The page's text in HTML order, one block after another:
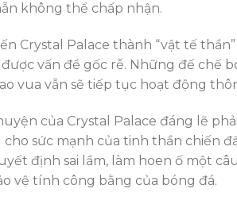
không thể chấp nhận.
Crystal Palace thành “vật tế
vấn đề gốc rễ. Những đế chế
vua vẫn sẽ tiếp tục hoạt động
của Crystal Palace đáng lẽ
sức mạnh của tinh thần chiến
định sai lầm, làm hoen ố một
vệ tính công bằng của bóng đá.